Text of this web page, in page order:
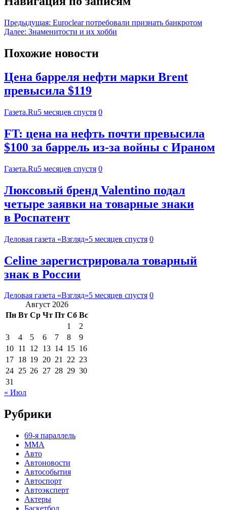
Предыдущая: Euroclear потребовали признать банкротом
Далее: Знаменитости и их хобби
Похожие новости
Цена барреля нефти марки Brent
превысила $119
Газета.Ru5 месяцев спустя 0
FT: цена на нефть почти превысила
$100 за баррель из-за войны с Ираном
Газета.Ru5 месяцев спустя 0
Люксовый бренд Valentino подал
четыре заявки на товарные знаки
в Роспатент
Деловая газета «Взгляд»5 месяцев спустя 0
Celine зарегистрировала товарный
знак в России
Деловая газета «Взгляд»5 месяцев спустя 0
Август 2026
Пн Вт Ср Чт Пт Сб Вс
1
2
3
4 5 6 7 8
9
10 11 12 13 14 15 16
17 18 19 20 21 22 23
24 25 26 27 28 29 30
31
« Июл
Рубрики
69-я параллель
MMA
Авто
Автоновости
Автособытия
Автоспорт
Автоэксперт
Актеры